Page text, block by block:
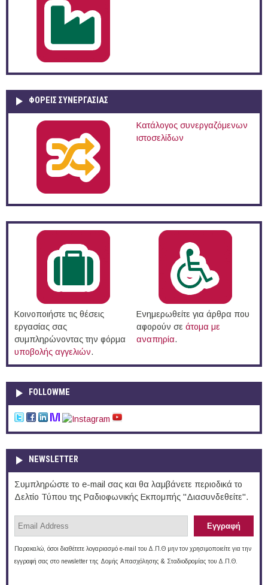
ΦΟΡΕΙΣ ΣΥΝΕΡΓΑΣΙΑΣ
Κατάλογος συνεργαζόμενων
ιστοσελίδων
Κοινοποιήστε τις θέσεις
εργασίας σας
συμπληρώνοντας την φόρμα
υποβολής αγγελιών.
Ενημερωθείτε για άρθρα που
αφορούν σε άτομα με
αναπηρία.
FOLLOWME
NEWSLETTER
Συμπληρώστε το e-mail σας και θα λαμβάνετε περιοδικά το
Δελτίο Τύπου της Ραδιοφωνικής Εκπομπής "Διασυνδεθείτε".
Παρακαλώ, όσοι διαθέτετε λογαριασμό e-mail του Δ.Π.Θ μην τον χρησιμοποιείτε για την
εγγραφή σας στο newsletter της Δομής Απασχόλησης & Σταδιοδρομίας του Δ.Π.Θ.